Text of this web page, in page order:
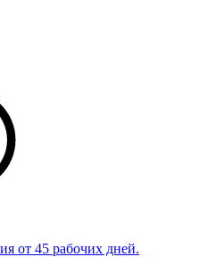
от 45 рабочих дней.